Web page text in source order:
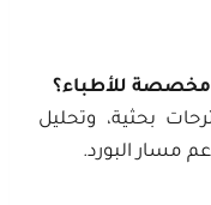
مخصصة للأطباء؟
بحثية، وتحليل
مسار البورد.